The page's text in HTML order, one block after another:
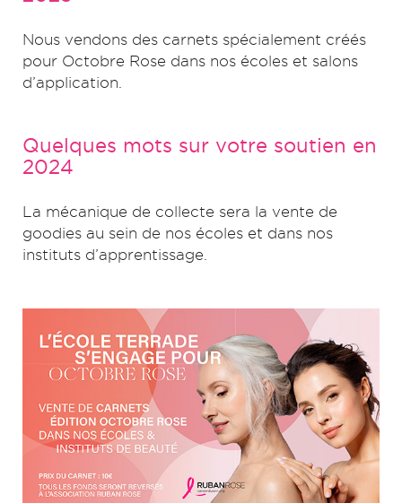
Nous vendons des carnets spécialement créés
pour Octobre Rose dans nos écoles et salons
d’application.
Quelques mots sur votre soutien en
2024
La mécanique de collecte sera la vente de
goodies au sein de nos écoles et dans nos
instituts d’apprentissage.